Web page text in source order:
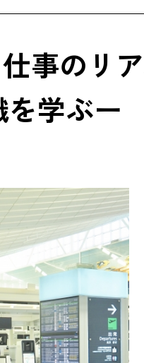
事のリ
学ぶー